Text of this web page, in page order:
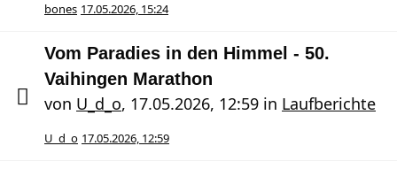
bones 17.05.2026, 15:24
Vom Paradies in den Himmel - 50.
Vaihingen Marathon
von U_d_o, 17.05.2026, 12:59 in Laufberichte
U_d_o 17.05.2026, 12:59